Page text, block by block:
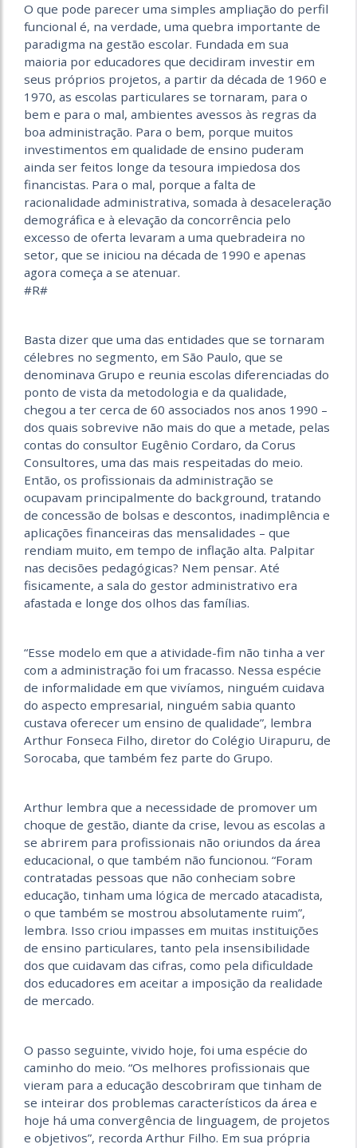
O que pode parecer uma simples ampliação do perfil
funcional é, na verdade, uma quebra importante de
paradigma na gestão escolar. Fundada em sua
maioria por educadores que decidiram investir em
seus próprios projetos, a partir da década de 1960 e
1970, as escolas particulares se tornaram, para o
bem e para o mal, ambientes avessos às regras da
boa administração. Para o bem, porque muitos
investimentos em qualidade de ensino puderam
ainda ser feitos longe da tesoura impiedosa dos
financistas. Para o mal, porque a falta de
racionalidade administrativa, somada à desaceleração
demográfica e à elevação da concorrência pelo
excesso de oferta levaram a uma quebradeira no
setor, que se iniciou na década de 1990 e apenas
agora começa a se atenuar.
#R#
Basta dizer que uma das entidades que se tornaram
célebres no segmento, em São Paulo, que se
denominava Grupo e reunia escolas diferenciadas do
ponto de vista da metodologia e da qualidade,
chegou a ter cerca de 60 associados nos anos 1990 –
dos quais sobrevive não mais do que a metade, pelas
contas do consultor Eugênio Cordaro, da Corus
Consultores, uma das mais respeitadas do meio.
Então, os profissionais da administração se
ocupavam principalmente do background, tratando
de concessão de bolsas e descontos, inadimplência e
aplicações financeiras das mensalidades – que
rendiam muito, em tempo de inflação alta. Palpitar
nas decisões pedagógicas? Nem pensar. Até
fisicamente, a sala do gestor administrativo era
afastada e longe dos olhos das famílias.
“Esse modelo em que a atividade-fim não tinha a ver
com a administração foi um fracasso. Nessa espécie
de informalidade em que vivíamos, ninguém cuidava
do aspecto empresarial, ninguém sabia quanto
custava oferecer um ensino de qualidade”, lembra
Arthur Fonseca Filho, diretor do Colégio Uirapuru, de
Sorocaba, que também fez parte do Grupo.
Arthur lembra que a necessidade de promover um
choque de gestão, diante da crise, levou as escolas a
se abrirem para profissionais não oriundos da área
educacional, o que também não funcionou. “Foram
contratadas pessoas que não conheciam sobre
educação, tinham uma lógica de mercado atacadista,
o que também se mostrou absolutamente ruim”,
lembra. Isso criou impasses em muitas instituições
de ensino particulares, tanto pela insensibilidade
dos que cuidavam das cifras, como pela dificuldade
dos educadores em aceitar a imposição da realidade
de mercado.
O passo seguinte, vivido hoje, foi uma espécie do
caminho do meio. “Os melhores profissionais que
vieram para a educação descobriram que tinham de
se inteirar dos problemas característicos da área e
hoje há uma convergência de linguagem, de projetos
e objetivos”, recorda Arthur Filho. Em sua própria